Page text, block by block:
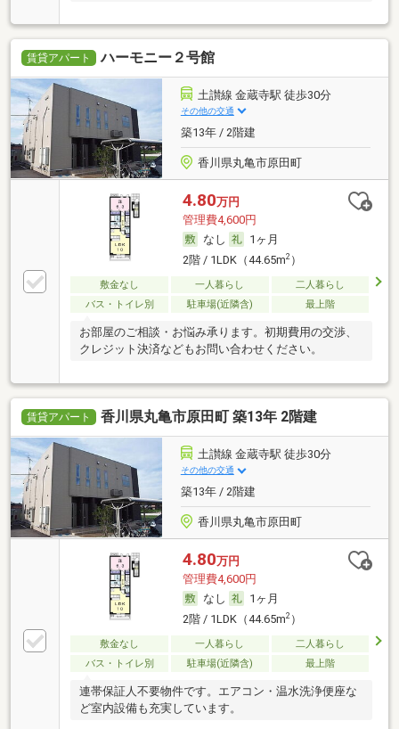
賃貸アパート ハーモニー２号館
土讃線 金蔵寺駅 徒歩30分
その他の交通
築13年 / 2階建
香川県丸亀市原田町
4.80万円
管理費4,600円
なし
1ヶ月
2階 / 1LDK（44.65m2）
敷金なし 一人暮らし
二人暮らし
バス・トイレ別
駐車場(近隣含) 最上階
お部屋のご相談・お悩み承ります。初期費用の交渉、
クレジット決済などもお問い合わせください。
賃貸アパート 香川県丸亀市原田町 築13年 2階建
土讃線 金蔵寺駅 徒歩30分
その他の交通
築13年 / 2階建
香川県丸亀市原田町
4.80万円
管理費4,600円
なし
1ヶ月
2階 / 1LDK（44.65m2）
敷金なし 一人暮らし
二人暮らし
バス・トイレ別
駐車場(近隣含) 最上階
連帯保証人不要物件です。エアコン・温水洗浄便座な
ど室内設備も充実しています。